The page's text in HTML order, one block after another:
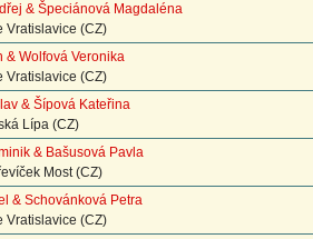
& Špeciánová Magdaléna
Vratislavice (CZ)
& Wolfová Veronika
Vratislavice (CZ)
& Šípová Kateřina
Lípa (CZ)
& Bašusová Pavla
Most (CZ)
& Schovánková Petra
Vratislavice (CZ)